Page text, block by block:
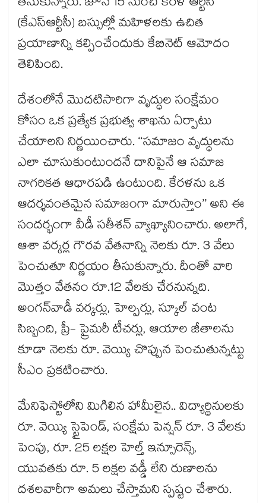
(కేఎస్‌‌ఆర్టీసీ) బస్సుల్లో మహిళలకు ఉచిత
ప్రయాణాన్ని కల్పించేందుకు కేబినెట్‌‌ ఆమోదం
తెలిపింది.
దేశంలోనే మొదటిసారిగా వృద్ధుల సంక్షేమం
కోసం ఒక ప్రత్యేక ప్రభుత్వ శాఖను ఏర్పాటు
చేయాలని నిర్ణయించారు. ‘‘సమాజం వృద్ధులను
ఎలా చూసుకుంటుందనే దానిపైనే ఆ సమాజ
నాగరికత ఆధారపడి ఉంటుంది. కేరళను ఒక
ఆదర్శవంతమైన సమాజంగా మారుస్తాం’’ అని ఈ
సందర్భంగా వీడీ సతీశన్‌‌ వ్యాఖ్యానించారు. అలాగే,
ఆశా వర్కర్ల గౌరవ వేతనాన్ని నెలకు రూ. 3 వేలు
పెంచుతూ నిర్ణయం తీసుకున్నారు. దీంతో వారి
మొత్తం వేతనం రూ.12 వేలకు చేరనున్నది.
అంగన్‌‌వాడీ వర్కర్లు, హెల్పర్లు, స్కూల్ వంట
సిబ్బంది, ప్రీ- ప్రైమరీ టీచర్లు, ఆయాల జీతాలను
కూడా నెలకు రూ. వెయ్యి చొప్పున పెంచుతున్నట్టు
సీఎం ప్రకటించారు.
మేనిఫెస్టోలోని మిగిలిన హామీలైన.. విద్యార్థినులకు
రూ. వెయ్యి స్టైపెండ్, సంక్షేమ పెన్షన్ రూ. 3 వేలకు
పెంపు, రూ. 25 లక్షల హెల్త్ ఇన్సూరెన్స్,
యువతకు రూ. 5 లక్షల వడ్డీ లేని రుణాలను
దశలవారీగా అమలు చేస్తామని స్పష్టం చేశారు.